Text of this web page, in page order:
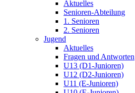
Aktuelles
Senioren-Abteilung
1. Senioren
2. Senioren
Jugend
Aktuelles
Fragen und Antworten
U13 (D1-Junioren)
U12 (D2-Junioren)
U11 (E-Junioren)